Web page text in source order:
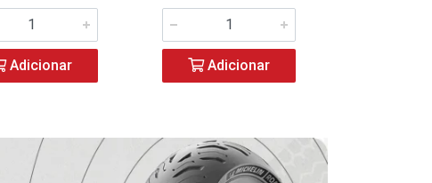
Adicionar Adicionar